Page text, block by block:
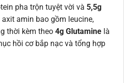
pha trộn tuyệt vời và 5,5g
amin bao gồm leucine,
thời kèm theo 4g Glutamine là
hồi cơ bắp nạc và tổng hợp